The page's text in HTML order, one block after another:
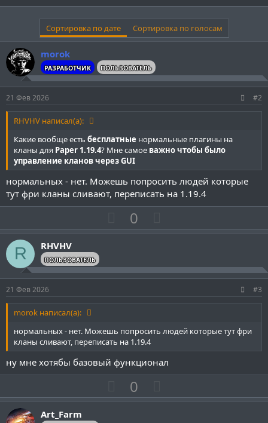
Сортировка по дате Сортировка по голосам
morok
РАЗРАБОТЧИК ПОЛЬЗОВАТЕЛЬ
21 Фев 2026 #2
RHVHV написал(а):
Какие вообще есть бесплатные нормальные плагины на
кланы для Paper 1.19.4? Мне самое важно чтобы было
управление кланов через GUI
нормальных - нет. Можешь попросить людей которые
тут фри кланы сливают, переписать на 1.19.4
П
о
т
в
ы
й
г
о
о
0
е
т
в
ы
г
о
о
R RHVHV
ПОЛЬЗОВАТЕЛЬ
21 Фев 2026 #3
morok написал(а):
нормальных - нет. Можешь попросить людей которые тут фри
кланы сливают, переписать на 1.19.4
ну мне хотябы базовый функционал
П
о
0
е
Art_Farm